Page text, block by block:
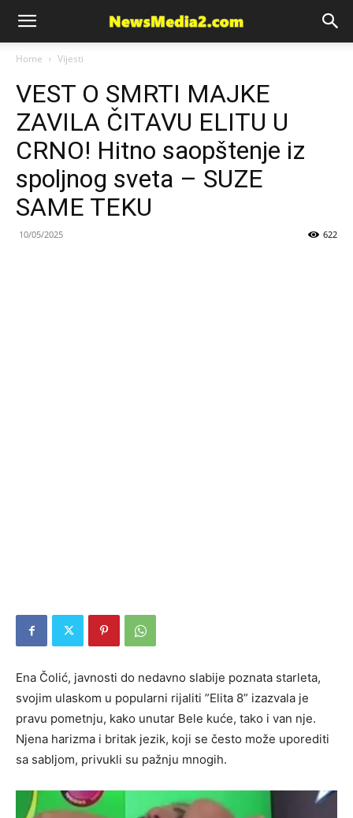
News
Media
Home Vijesti
VEST O SMRTI MAJKE
ZAVILA ČITAVU ELITU U
CRNO! Hitno saopštenje iz
spoljnog sveta – SUZE
SAME TEKU
10/05/2025 622
Ena Čolić, javnosti do nedavno slabije poznata starleta,
svojim ulaskom u popularni rijaliti ”Elita 8” izazvala je
pravu pometnju, kako unutar Bele kuće, tako i van nje.
Njena harizma i britak jezik, koji se često može uporediti
sa sabljom, privukli su pažnju mnogih.